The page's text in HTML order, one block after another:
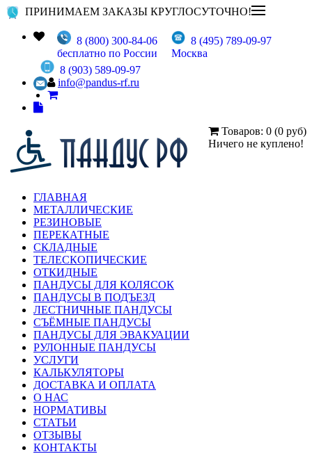
ПРИНИМАЕМ ЗАКАЗЫ КРУГЛОСУТОЧНО!
8 (800) 300-84-06
бесплатно по России
8 (495) 789-09-97
Москва
8 (903) 589-09-97
info@pandus-rf.ru
Товаров: 0 (0 руб)
Ничего не куплено!
ГЛАВНАЯ
МЕТАЛЛИЧЕСКИЕ
РЕЗИНОВЫЕ
ПЕРЕКАТНЫЕ
СКЛАДНЫЕ
ТЕЛЕСКОПИЧЕСКИЕ
ОТКИДНЫЕ
ПАНДУСЫ ДЛЯ КОЛЯСОК
ПАНДУСЫ В ПОДЪЕЗД
ЛЕСТНИЧНЫЕ ПАНДУСЫ
СЪЁМНЫЕ ПАНДУСЫ
ПАНДУСЫ ДЛЯ ЭВАКУАЦИИ
РУЛОННЫЕ ПАНДУСЫ
УСЛУГИ
КАЛЬКУЛЯТОРЫ
ДОСТАВКА И ОПЛАТА
О НАС
НОРМАТИВЫ
СТАТЬИ
ОТЗЫВЫ
КОНТАКТЫ